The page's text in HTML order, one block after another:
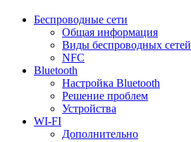
Беспроводные сети
Общая информация
Виды беспроводных сетей
NFC
Bluetooth
Настройка Bluetooth
Решение проблем
Устройства
WI-FI
Дополнительно